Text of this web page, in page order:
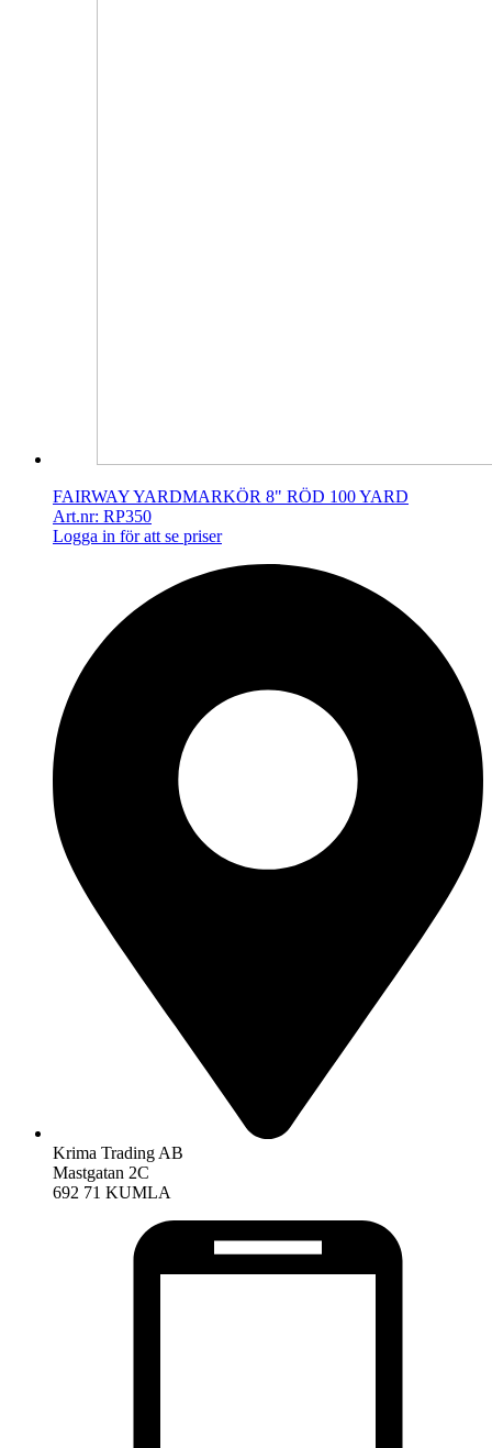
FAIRWAY YARDMARKÖR 8" RÖD 100 YARD
Art.nr: RP350
Logga in för att se priser
Krima Trading AB
Mastgatan 2C
692 71 KUMLA